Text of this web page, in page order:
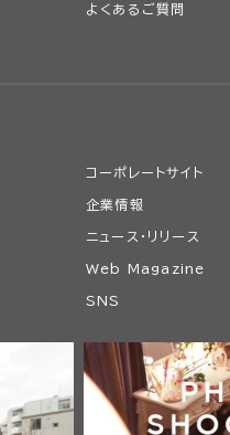
よくあるご質問
コーポレートサイト
企業情報
ニュース・リリース
Web Magazine
SNS